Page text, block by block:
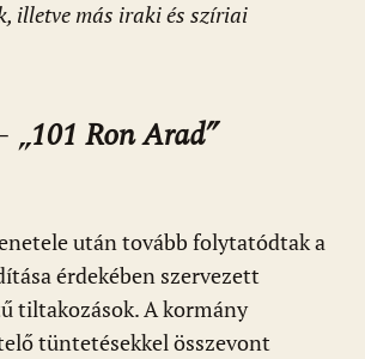
illetve más iraki és szíriai
„101 Ron Arad”
után tovább folytatódtak a
érdekében szervezett
tiltakozások. A kormány
tüntetésekkel összevont